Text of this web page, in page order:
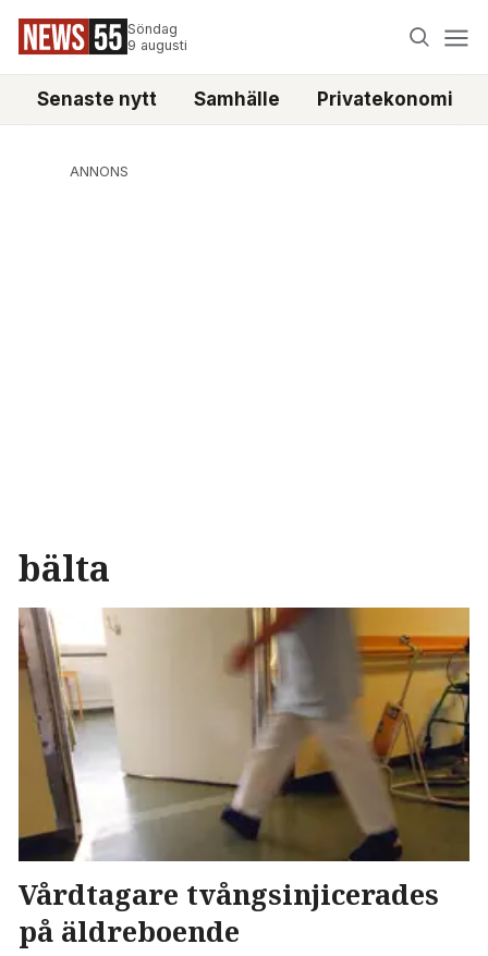
Söndag
9 augusti
Senaste nytt Samhälle Privatekonomi
ANNONS
bälta
Vårdtagare tvångsinjicerades
på äldreboende